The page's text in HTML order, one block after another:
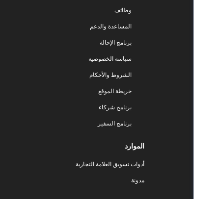
المساعدة والدعم
برنامج الإحالة
سياسة الخصوصية
الشروط والأحكام
خريطة الموقع
برنامج شركاء
برنامج السفير
أدوات تسويق العلامة التجارية